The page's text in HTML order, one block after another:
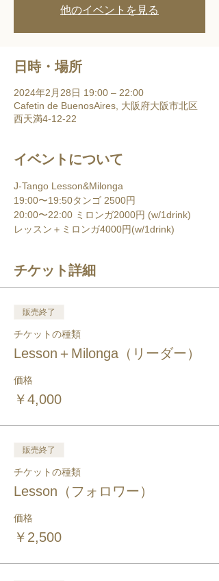
他のイベントを見る
日時・場所
2024年2月28日 19:00 – 22:00
Cafetin de BuenosAires, 大阪府大阪市北区
西天満4-12-22
イベントについて
J-Tango Lesson&Milonga
19:00〜19:50タンゴ 2500円
20:00〜22:00 ミロンガ2000円 (w/1drink)
レッスン＋ミロンガ4000円(w/1drink)
チケット詳細
販売終了
チケットの種類
Lesson＋Milonga（リーダー）
価格
￥4,000
販売終了
チケットの種類
Lesson（フォロワー）
価格
￥2,500